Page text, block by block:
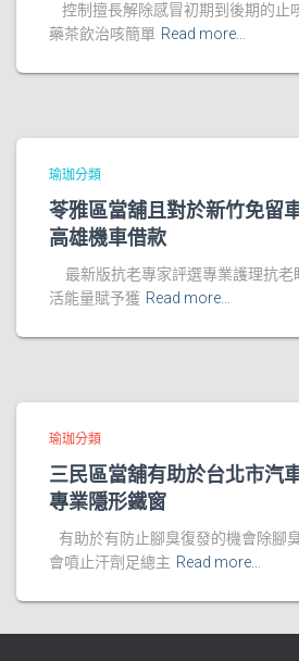
控制擅長解除感冒初期到後期的止
藥茶飲治咳簡單 Read more…
瑜珈分類
苓雅區當舖且對於新竹免留
高雄機車借款
最新版抗老專家評選專業護理抗老
活能量賦予獲 Read more…
瑜珈分類
三民區當舖有助於台北市汽
專業隱形鐵窗
有助於有防止腳臭復發的機會除腳
會噴止汗劑足總主 Read more…